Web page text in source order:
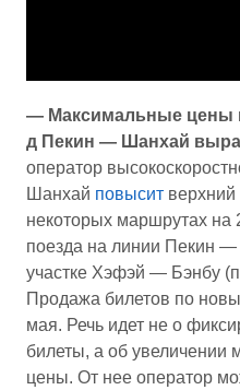
— Максимальные цены
д Пекин — Шанхай
оператор
Шанхай повысит
некоторых маршрутах на
поезда на линии Пекин
участке Хэфэй — Бэнбу
Продажа билетов по
мая. Речь идет не о
билеты, а об увеличении
цены. От нее оператор